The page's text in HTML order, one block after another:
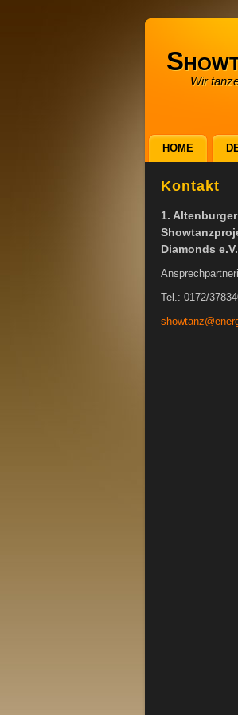
Wir
Kontakt
1. Altenburger
Diamonds e.V.
Tel.: 0172/
showtanz
HOME